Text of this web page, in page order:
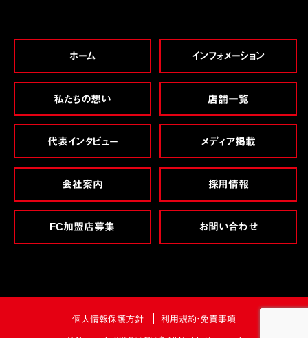
ホーム インフォメーション
私たちの想い 店舗一覧
代表インタビュー メディア掲載
会社案内 採用情報
FC加盟店募集 お問い合わせ
個人情報保護方針 利用規約・免責事項